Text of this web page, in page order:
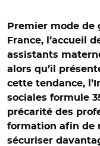
Premier mode de
France, l’accueil
assistants
alors qu’il
cette tendance,
sociales formule
précarité des
formation afin de
sécuriser